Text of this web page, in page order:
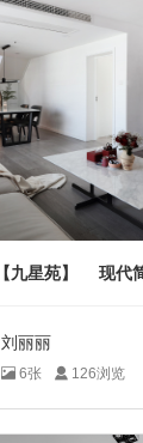
【九星苑】 现代
刘丽丽
6张 126浏览